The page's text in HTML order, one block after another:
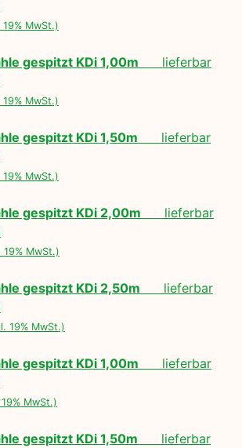
19% MwSt.)
gespitzt KDi 1,00m lieferbar
19% MwSt.)
gespitzt KDi 1,50m lieferbar
19% MwSt.)
gespitzt KDi 2,00m lieferbar
19% MwSt.)
gespitzt KDi 2,50m lieferbar
19% MwSt.)
gespitzt KDi 1,00m lieferbar
MwSt.)
gespitzt KDi 1,50m lieferbar